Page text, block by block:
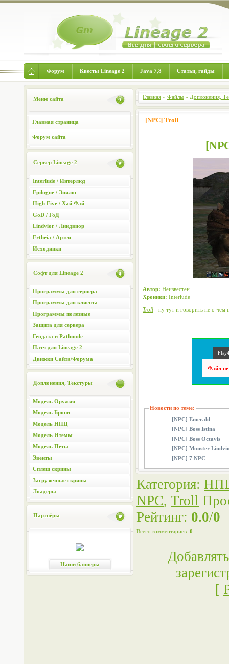
Форум Квесты Lineage 2 Java 7,8 Статьи, гайды
Меню сайта
Главная страница
Форум сайта
Сервер Lineage 2
Interlude / Интерлюд
Epilogue / Эпилог
High Five / Хай Фай
GoD / ГоД
Lindvior / Линдвиор
Ertheia / Артея
Исходники
Софт для Lineage 2
Программы для сервера
Программы для клиента
Программы полезные
Защита для сервера
Геодата и Pathnode
Патч для Lineage 2
Движки Сайта/Форума
Доплонения, Текстуры
Модель Оружия
Модель Брони
Модель НПЦ
Модель Итемы
Модель Петы
Эвенты
Сплеш скрины
Загрузочные скрины
Лоадеры
Партнёры
Наши баннеры
Главная » Файлы » Доплонения,
[NPC] Troll
Автор: Неизвестен
Хроники: Interlude
Troll - ну тут и говорить не о чем
Файл не
Новости по теме:
[NPC] Emerald
[NPC] Boss Istina
[NPC] Boss Octavis
[NPC] Monster
[NPC] 7 NPC
Категория:
NPC, Troll
Рейтинг: 0.0/0
Всего комментариев: 0
[